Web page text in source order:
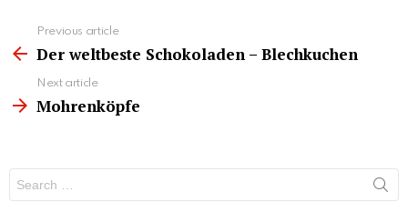
more
Previous article
Der weltbeste Schokoladen – Blechkuchen
Next article
Mohrenköpfe
for: